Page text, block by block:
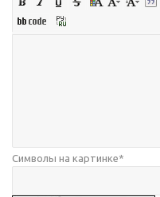
Символы на картинке*